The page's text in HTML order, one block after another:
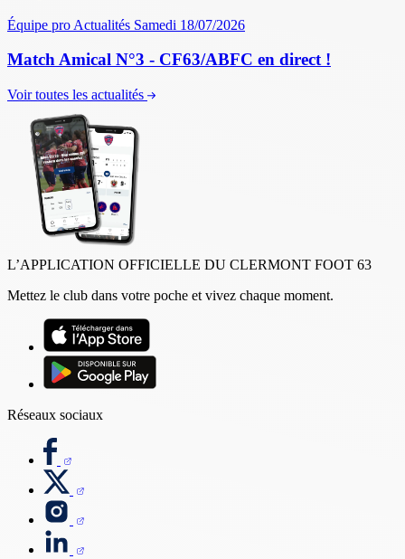
Équipe pro Actualités Samedi 18/07/2026
Match Amical N°3 - CF63/ABFC en direct !
Voir toutes les actualités
L’APPLICATION OFFICIELLE DU CLERMONT FOOT 63
Mettez le club dans votre poche et vivez chaque moment.
Réseaux sociaux